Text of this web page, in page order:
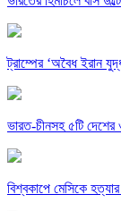
ট্রাম্পের ‘অবৈধ ইরান
ভারত-চীনসহ ৫টি
বিশ্বকাপে মেসিকে